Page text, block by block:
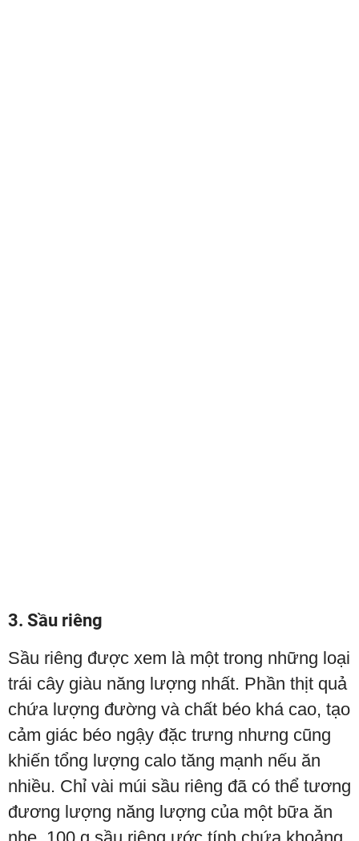
3. Sầu riêng
Sầu riêng được xem là một trong những loại
trái cây giàu năng lượng nhất. Phần thịt quả
chứa lượng đường và chất béo khá cao, tạo
cảm giác béo ngậy đặc trưng nhưng cũng
khiến tổng lượng calo tăng mạnh nếu ăn
nhiều. Chỉ vài múi sầu riêng đã có thể tương
đương lượng năng lượng của một bữa ăn